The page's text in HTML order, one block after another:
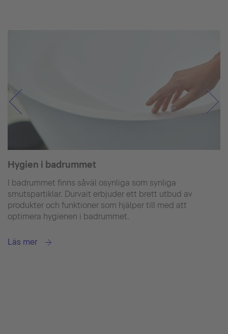
Hygien i badrummet
I badrummet finns såväl osynliga som synliga
smutspartiklar. Durvait erbjuder ett brett utbud av
produkter och funktioner som hjälper till med att
optimera hygienen i badrummet.
Läs mer